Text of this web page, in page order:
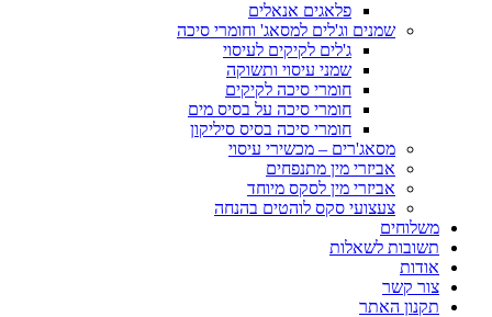
פלאגים אנאלים
שמנים וג'לים למסאג' וחומרי סיכה
ג'לים לקיקים לעיסוי
שמני עיסוי ותשוקה
חומרי סיכה לקיקים
חומרי סיכה על בסיס מים
חומרי סיכה בסיס סיליקון
מסאג'רים – מכשירי עיסוי
אביזרי מין מתנפחים
אביזרי מין לסקס מיוחד
צעצועי סקס לוהטים בהנחה
משלוחים
תשובות לשאלות
אודות
צור קשר
תקנון האתר